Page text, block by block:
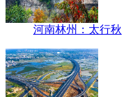
河南林州：太行秋